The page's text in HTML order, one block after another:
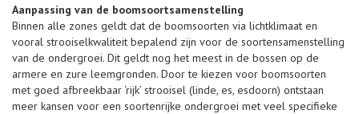
Aanpassing van de boomsoortsamenstelling
Binnen alle zones geldt dat de boomsoorten via lichtklimaat en
vooral strooiselkwaliteit bepalend zijn voor de soortensamenstelling
van de ondergroei. Dit geldt nog het meest in de bossen op de
armere en zure leemgronden. Door te kiezen voor boomsoorten
met goed afbreekbaar ‘rijk’ strooisel (linde, es, esdoorn) ontstaan
meer kansen voor een soortenrijke ondergroei met veel specifieke